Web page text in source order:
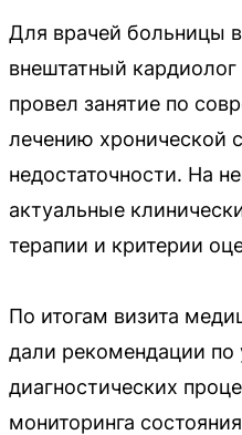
Для врачей больницы
внештатный
провел занятие по
лечению хронической
недостаточности. На
актуальные
терапии и критерии
По итогам визита
дали рекомендации
диагностических
мониторинга